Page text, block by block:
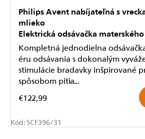
Philips Avent nabíjateľná s
mlieko
Elektrická odsávačka
€122,99
Kompletná jednodielna
éru odsávania s dokonalým
stimulácie bradavky inšpirované
spôsobom pitia...
Kód:SCF396/31